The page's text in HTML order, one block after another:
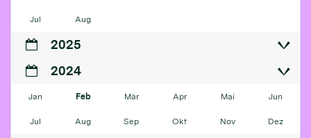
Jul Aug
2025
2024
Jan Feb Mär Apr Mai Jun
Jul Aug Sep Okt Nov Dez